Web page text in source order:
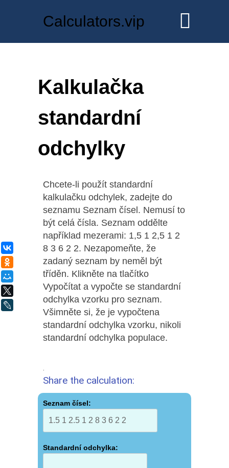
Calculators.vip
Kalkulačka
standardní
odchylky
Chcete-li použít standardní
kalkulačku odchylek, zadejte do
seznamu Seznam čísel. Nemusí to
být celá čísla. Seznam oddělte
například mezerami: 1,5 1 2,5 1 2
8 3 6 2 2. Nezapomeňte, že
zadaný seznam by neměl být
tříděn. Klikněte na tlačítko
Vypočítat a vypočte se standardní
odchylka vzorku pro seznam.
Všimněte si, že je vypočtena
standardní odchylka vzorku, nikoli
standardní odchylka populace.
Share the calculation:
Seznam čísel:
Standardní odchylka:
ВКонтакте
Одноклассники
Мой Мир
LiveJournal